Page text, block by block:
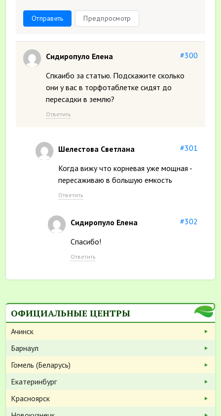
Отправить Предпросмотр
#300
Сидиропуло Елена
Спкаибо за статью. Подскажите сколько
они у вас в торфотаблетке сидят до
пересадки в землю?
Ответить
#301
Шелестова Светлана
Когда вижу что корневая уже мощная -
пересаживаю в большую емкость
Ответить
#302
Сидиропуло Елена
Спасибо!
Ответить
ОФИЦИАЛЬНЫЕ ЦЕНТРЫ
Ачинск
Барнаул
Гомель (Беларусь)
Екатеринбург
Красноярск